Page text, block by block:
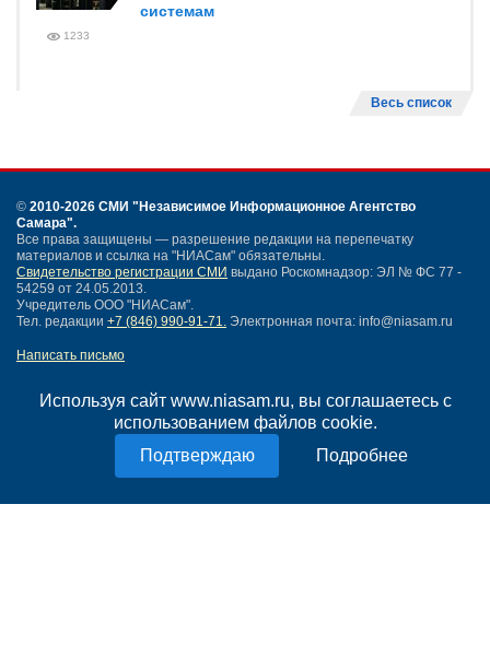
Используя сайт www.niasam.ru, вы соглашаетесь с
использованием файлов cookie.
Подробнее
системам
1233
Весь список
© 2010-2026 СМИ "Независимое Информационное Агентство
Самара".
Все права защищены — разрешение редакции на перепечатку
материалов и ссылка на "НИАСам" обязательны.
Свидетельство регистрации СМИ выдано Роскомнадзор: ЭЛ № ФС 77 -
54259 от 24.05.2013.
Учредитель ООО "НИАСам".
Тел. редакции +7 (846) 990-91-71. Электронная почта: info@niasam.ru
Написать письмо
Нашли ошибку?
Политика конфиденциальности